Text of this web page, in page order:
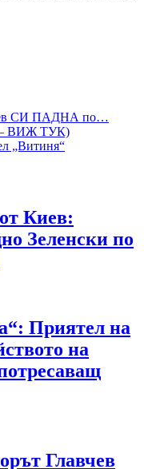
СИ ПАДНА по…
– ВИЖ ТУК)
„Витиня“
Киев:
Зеленски по
Приятел на
на
Главчев